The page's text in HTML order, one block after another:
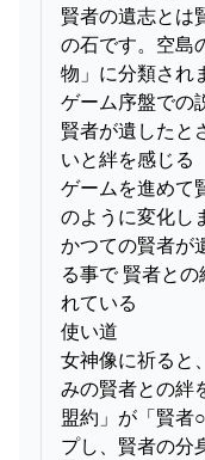
賢者の遺志とは
の石です。空島
物」に分類され
ゲーム序盤での
賢者が遺したと
いと絆を感じる
ゲームを進めて
のように変化し
かつての賢者が
る事で 賢者と
れている
使い道
女神像に祈ると
みの賢者との絆
盟約」が「賢者
プし、賢者の分